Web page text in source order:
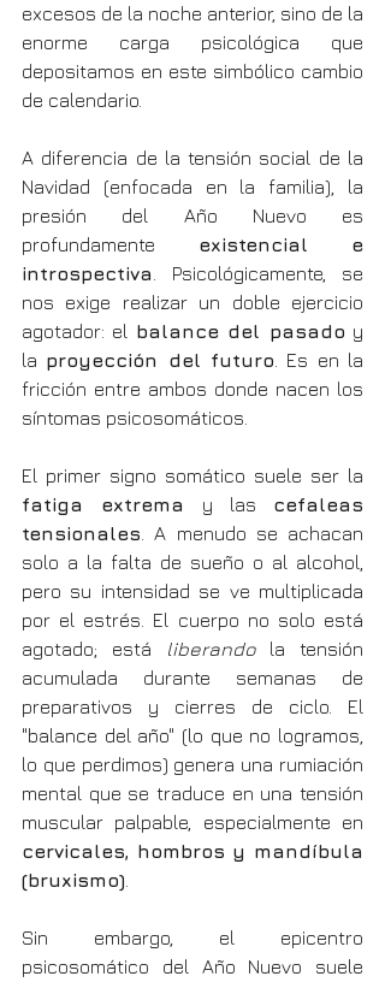
excesos de la noche anterior, sino de la
enorme carga psicológica que
depositamos en este simbólico cambio
de calendario.
A diferencia de la tensión social de la
Navidad (enfocada en la familia), la
presión del Año Nuevo es
profundamente existencial e
introspectiva
. Psicológicamente, se
nos exige realizar un doble ejercicio
agotador: el balance del pasado y
la proyección del futuro . Es en la
fricción entre ambos donde nacen los
síntomas psicosomáticos.
fatiga extrema
y las cefaleas
tensionales . A menudo se achacan
solo a la falta de sueño o al alcohol,
pero su intensidad se ve multiplicada
por el estrés. El cuerpo no solo está
agotado; está
liberando la tensión
acumulada durante semanas de
preparativos y cierres de ciclo. El
"balance del año" (lo que no logramos,
lo que perdimos) genera una rumiación
mental que se traduce en una tensión
cervicales, hombros y mandíbula
(bruxismo)
Sin embargo, el epicentro
psicosomático del Año Nuevo suele